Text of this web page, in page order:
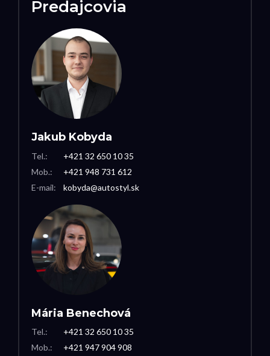
Predajcovia
Jakub Kobyda
Tel.:
Mob.:
E-mail:
+421 32 650 10 35
+421 948 731 612
kobyda@autostyl.sk
Mária Benechová
Tel.:
Mob.:
+421 32 650 10 35
+421 947 904 908